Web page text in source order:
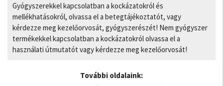
Gyógyszerekkel kapcsolatban a kockázatokról és
mellékhatásokról, olvassa el a betegtájékoztatót, vagy
kérdezze meg kezelőorvosát, gyógyszerészét! Nem gyógyszer
termékekkel kapcsolatban a kockázatokról olvassa el a
használati útmutatót vagy kérdezze meg kezelőorvosát!
További oldalaink: